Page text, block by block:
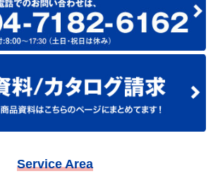
Service Area